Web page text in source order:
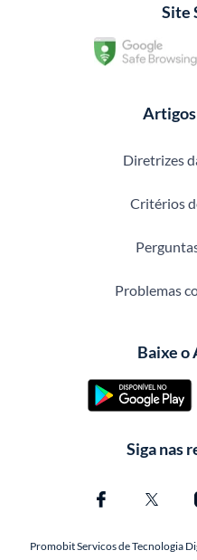
Site
Diretrizes
Critérios
Problemas
Baixe
Siga nas
Promobit Servicos de Tecnologia